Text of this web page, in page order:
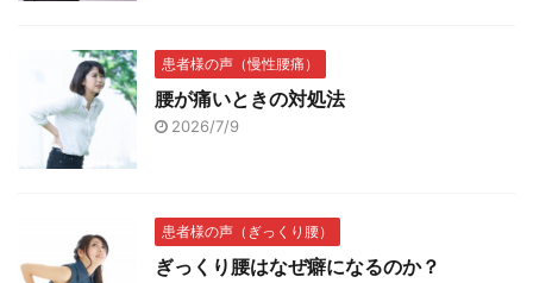
患者様の声（慢性腰痛）
腰が痛いときの対処法
2026/7/9
患者様の声（ぎっくり腰）
ぎっくり腰はなぜ癖になるのか？